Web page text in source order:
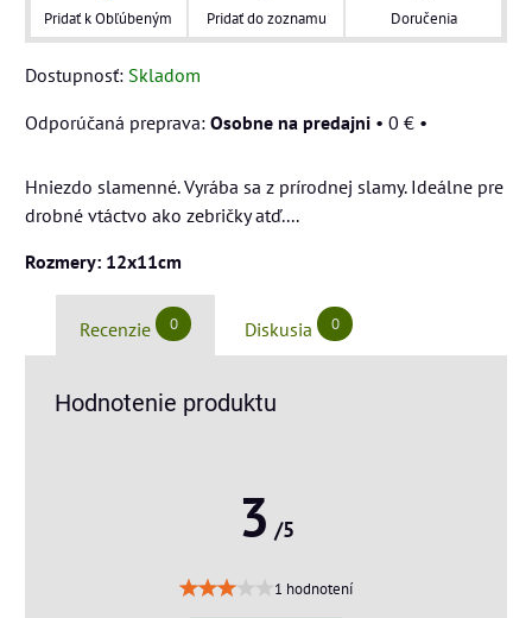
Pridať k Obľúbeným Pridať do zoznamu Doručenia
Dostupnosť: Skladom
Osobne na predajni • 0 € •
Hniezdo slamenné. Vyrába sa z prírodnej slamy. Ideálne pre
drobné vtáctvo ako zebričky atď....
Rozmery: 12x11cm
Recenzie 0 Diskusia 0
Hodnotenie produktu
3 /5
1 hodnotení